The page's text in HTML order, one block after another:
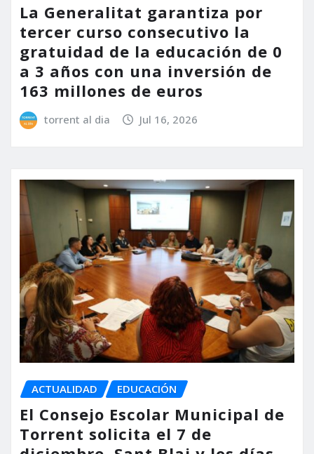
La Generalitat garantiza por
tercer curso consecutivo la
gratuidad de la educación de 0
a 3 años con una inversión de
163 millones de euros
torrent al dia Jul 16, 2026
ACTUALIDAD EDUCACIÓN
El Consejo Escolar Municipal de
Torrent solicita el 7 de